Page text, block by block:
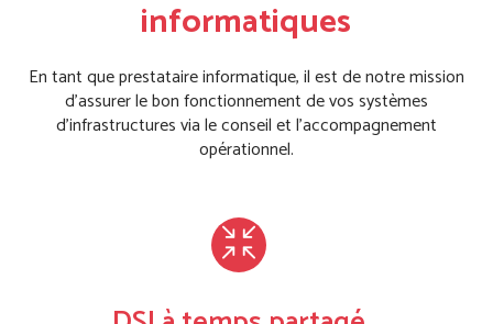
informatiques
En tant que prestataire informatique, il est de notre mission
d’assurer le bon fonctionnement de vos systèmes
d’infrastructures via le conseil et l’accompagnement
opérationnel.